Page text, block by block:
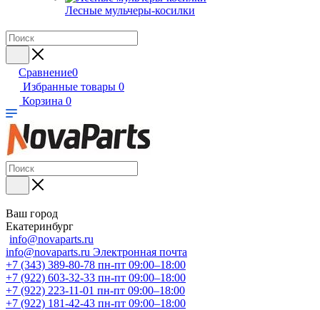
Лесные мульчеры-косилки
Сравнение0
Избранные товары 0
Корзина 0
Ваш город
Екатеринбург
info@novaparts.ru
info@novaparts.ru Электронная почта
+7 (343) 389-80-78 пн-пт 09:00–18:00
+7 (922) 603-32-33 пн-пт 09:00–18:00
+7 (922) 223-11-01 пн-пт 09:00–18:00
+7 (922) 181-42-43 пн-пт 09:00–18:00